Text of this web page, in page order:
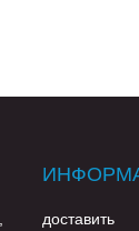
доставить